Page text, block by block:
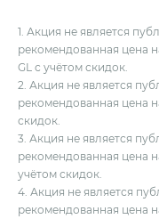
1. Акция не является
рекомендованная цена
GL с учётом скидок.
2. Акция не является
рекомендованная цена
скидок.
3. Акция не является
рекомендованная цена
учётом скидок.
4. Акция не является
рекомендованная цена